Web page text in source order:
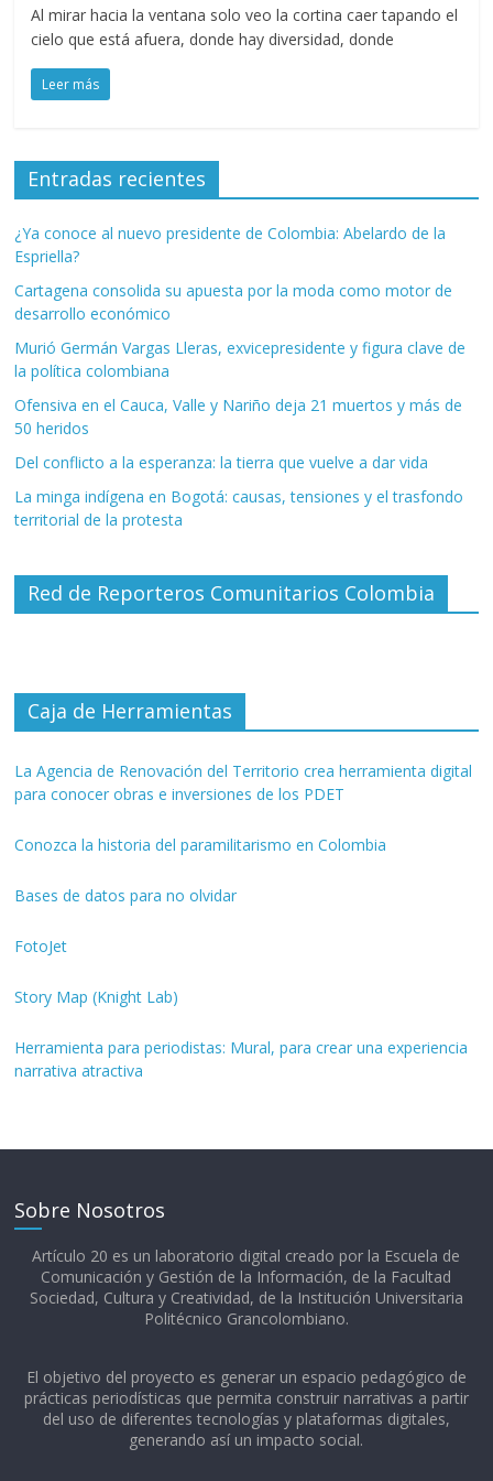
Al mirar hacia la ventana solo veo la cortina caer tapando el
cielo que está afuera, donde hay diversidad, donde
Leer más
Entradas recientes
¿Ya conoce al nuevo presidente de Colombia: Abelardo de la
Espriella?
Cartagena consolida su apuesta por la moda como motor de
desarrollo económico
Murió Germán Vargas Lleras, exvicepresidente y figura clave de
la política colombiana
Ofensiva en el Cauca, Valle y Nariño deja 21 muertos y más de
50 heridos
Del conflicto a la esperanza: la tierra que vuelve a dar vida
La minga indígena en Bogotá: causas, tensiones y el trasfondo
territorial de la protesta
Red de Reporteros Comunitarios Colombia
Caja de Herramientas
La Agencia de Renovación del Territorio crea herramienta digital
para conocer obras e inversiones de los PDET
Conozca la historia del paramilitarismo en Colombia
Bases de datos para no olvidar
FotoJet
Story Map (Knight Lab)
Herramienta para periodistas: Mural, para crear una experiencia
narrativa atractiva
Sobre Nosotros
Artículo 20 es un laboratorio digital creado por la Escuela de
Comunicación y Gestión de la Información, de la Facultad
Sociedad, Cultura y Creatividad, de la Institución Universitaria
Politécnico Grancolombiano.​
El objetivo del proyecto es generar un espacio pedagógico de
prácticas periodísticas que permita construir narrativas a partir
del uso de diferentes tecnologías y plataformas digitales,
generando así un impacto social.